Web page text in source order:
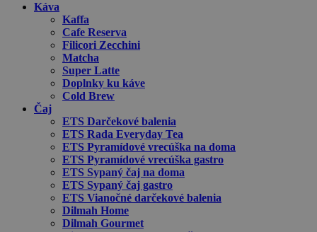
Káva
Kaffa
Cafe Reserva
Filicori Zecchini
Matcha
Super Latte
Doplnky ku káve
Cold Brew
Čaj
ETS Darčekové balenia
ETS Rada Everyday Tea
ETS Pyramídové vrecúška na doma
ETS Pyramídové vrecúška gastro
ETS Sypaný čaj na doma
ETS Sypaný čaj gastro
ETS Vianočné darčekové balenia
Dilmah Home
Dilmah Gourmet